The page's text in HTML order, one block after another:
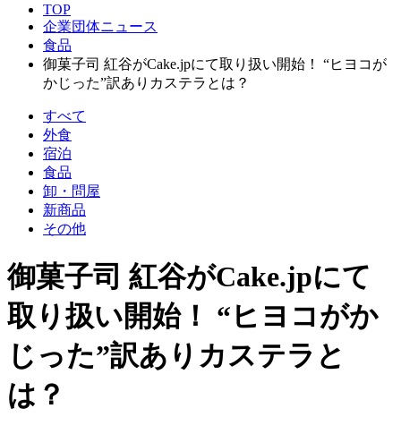
TOP
企業団体ニュース
食品
御菓子司 紅谷がCake.jpにて取り扱い開始！ “ヒヨコが
かじった”訳ありカステラとは？
すべて
外食
宿泊
食品
卸・問屋
新商品
その他
御菓子司 紅谷がCake.jpにて
取り扱い開始！ “ヒヨコがか
じった”訳ありカステラと
は？